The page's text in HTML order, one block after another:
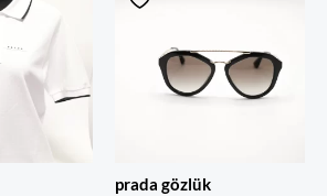
prada gözlük